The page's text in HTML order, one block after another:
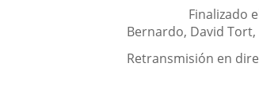
Finalizado
Bernardo, David Tort,
Retransmisión en